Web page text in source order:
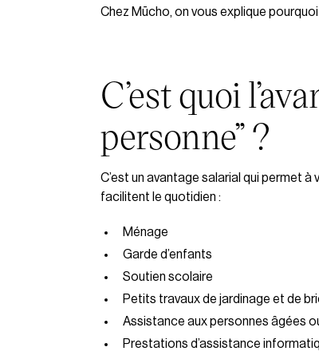
Chez Mūcho, on vous explique
C’est quoi
personne” ?
C’est un avantage salarial qui permet
facilitent le quotidien :
Ménage
Garde d’enfants
Soutien scolaire
Petits travaux de jardinage et de
Assistance aux personnes âgées
Prestations d’assistance